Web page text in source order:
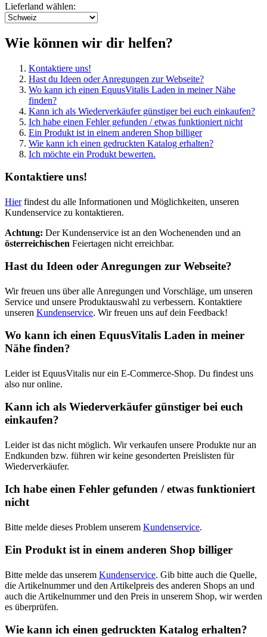
Lieferland wählen:
Wie können wir dir helfen?
Kontaktiere uns!
Hast du Ideen oder Anregungen zur Webseite?
Wo kann ich einen EquusVitalis Laden in meiner Nähe
finden?
Kann ich als Wiederverkäufer günstiger bei euch einkaufen?
Ich habe einen Fehler gefunden / etwas funktioniert nicht
Ein Produkt ist in einem anderen Shop billiger
Wie kann ich einen gedruckten Katalog erhalten?
Ich möchte ein Produkt bewerten.
Kontaktiere uns!
Hierfindest du alle Informationen und Möglichkeiten, unseren
Kundenservice zu kontaktieren.
Achtung: Der Kundenservice ist an den Wochenenden und an
österreichischen Feiertagen nicht erreichbar.
Hast du Ideen oder Anregungen zur Webseite?
Wir freuen uns über alle Anregungen und Vorschläge, um unseren
Service und unsere Produktauswahl zu verbessern. Kontaktiere
unseren Kundenservice. Wir freuen uns auf dein Feedback!
Wo kann ich einen EquusVitalis Laden in meiner
Nähe finden?
Leider ist EquusVitalis nur ein E-Commerce-Shop. Du findest uns
also nur online.
Kann ich als Wiederverkäufer günstiger bei euch
einkaufen?
Leider ist das nicht möglich. Wir verkaufen unsere Produkte nur an
Endkunden bzw. führen wir keine gesonderten Preislisten für
Wiederverkäufer.
Ich habe einen Fehler gefunden / etwas funktioniert
nicht
Bitte melde dieses Problem unserem Kundenservice.
Ein Produkt ist in einem anderen Shop billiger
Bitte melde das unserem Kundenservice. Gib bitte auch die Quelle,
die Artikelnummer und den Artikelpreis des anderen Shops an und
auch die Artikelnummer und den Preis in unserem Shop, wir werden
es überprüfen.
Wie kann ich einen gedruckten Katalog erhalten?